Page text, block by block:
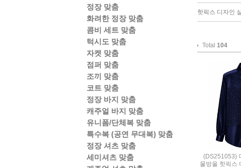
정장 맞춤
화려한 정장 맞춤
콤비 세트 맞춤
턱시도 맞춤
자켓 맞춤
점퍼 맞춤
조끼 맞춤
코트 맞춤
정장 바지 맞춤
캐주얼 바지 맞춤
유니폼/단체복 맞춤
특수복 (공연 무대복) 맞춤
정장 셔츠 맞춤
세미셔츠 맞춤
핫픽스 디자인
Total 104
(DS251053)
물방울 핫픽스